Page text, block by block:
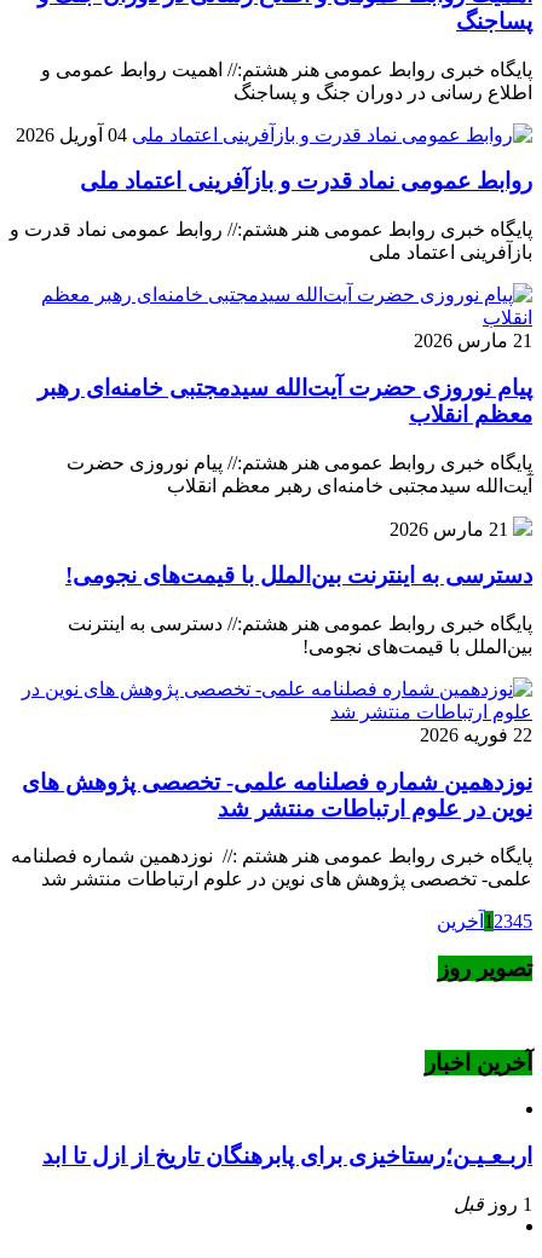
پساجنگ
پایگاه خبری روابط عمومی هنر هشتم:// اهمیت روابط عمومی و
اطلاع رسانی در دوران جنگ و پساجنگ
04 آوریل 2026
روابط عمومی نماد قدرت و بازآفرینی اعتماد ملی
پایگاه خبری روابط عمومی هنر هشتم:// روابط عمومی نماد قدرت و
بازآفرینی اعتماد ملی
21 مارس 2026
پیام نوروزی حضرت آیت‌الله سیدمجتبی خامنه‌ای رهبر
معظم انقلاب
پایگاه خبری روابط عمومی هنر هشتم:// پیام نوروزی حضرت
آیت‌الله سیدمجتبی خامنه‌ای رهبر معظم انقلاب
21 مارس 2026
دسترسی به اینترنت بین‌الملل با قیمت‌های نجومی!
پایگاه خبری روابط عمومی هنر هشتم:// دسترسی به اینترنت
بین‌الملل با قیمت‌های نجومی!
22 فوریه 2026
نوزدهمین شماره فصلنامه علمی- تخصصی پژوهش های
نوین در علوم ارتباطات منتشر شد
پایگاه خبری روابط عمومی هنر هشتم :// نوزدهمین شماره فصلنامه
علمی- تخصصی پژوهش های نوین در علوم ارتباطات منتشر شد
1 2345 آخرین
تصویر روز
آخرین اخبار
اربـعـیـن؛رستاخیزی برای پابرهنگان تاریخ از ازل تا ابد
1 روز قبل